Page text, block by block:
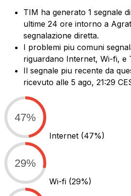
TIM ha generato 1 segnale
ultime 24 ore intorno a
segnalazione diretta.
I problemi piu comuni
riguardano Internet, Wi-fi, e
Il segnale piu recente da
ricevuto alle 5 ago, 21:29
47%
Internet (47%)
29%
Wi-fi (29%)